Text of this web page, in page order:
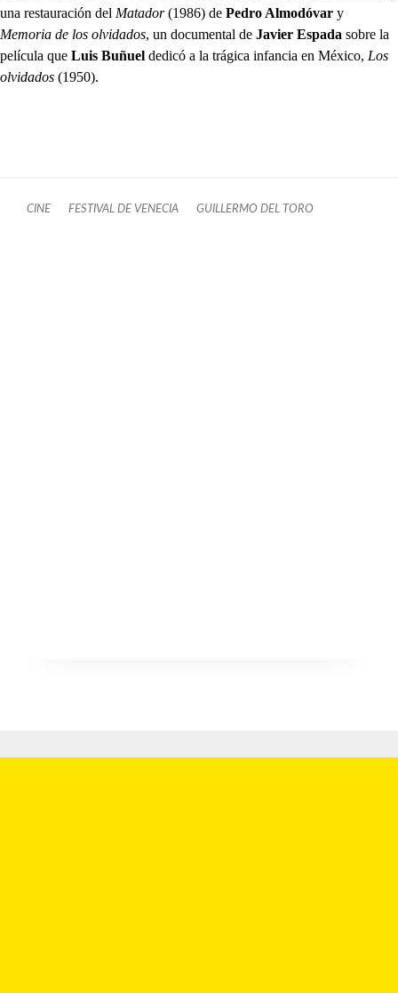
una restauración del Matador(1986) de Pedro Almodóvar y
Memoria de los olvidados, un documental de Javier Espada sobre la
película que Luis Buñuel dedicó a la trágica infancia en México, Los
olvidados (1950).
CINE FESTIVAL DE VENECIA GUILLERMO DEL TORO